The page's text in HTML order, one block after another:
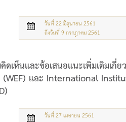
วันที่ 22 มิถุนายน 2561
ถึงวันที่ 9 กรกฎาคม 2561
เห็นและข้อเสนอแนะเพิ่มเติมเกี่
และ International
วันที่ 27 เมษายน 2561